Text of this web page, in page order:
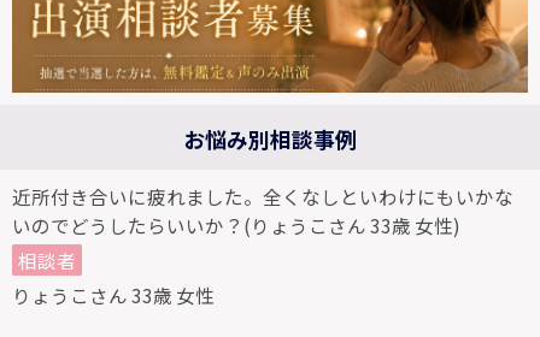
お悩み別相談事例
近所付き合いに疲れました。全くなしといわけにもいかな
いのでどうしたらいいか？(りょうこさん 33歳 女性)
相談者
りょうこさん 33歳 女性